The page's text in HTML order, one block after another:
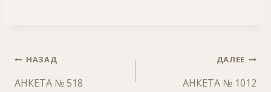
Навигация
по
НАЗАД
АНКЕТА № 518
ДАЛЕЕ
АНКЕТА № 1012